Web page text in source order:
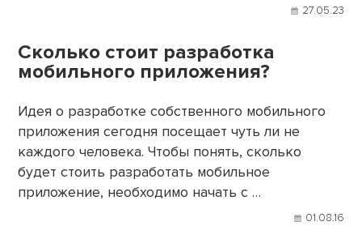
27.05.23
Сколько стоит разработка
мобильного приложения?
Идея о разработке собственного мобильного
приложения сегодня посещает чуть ли не
каждого человека. Чтобы понять, сколько
будет стоить разработать мобильное
приложение, необходимо начать с …
01.08.16